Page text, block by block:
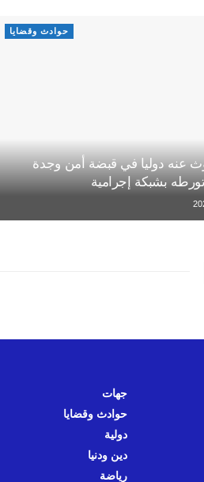
حوادث وقضايا
عنه دوليا في قبضة أمن وجدة
بشبكة إجرامية
جهات
حوادث وقضايا
دولية
دين ودنيا
رياضة